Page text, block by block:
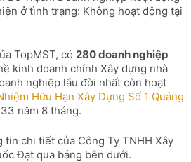
ở tình trạng: Không hoạt động tại
TopMST, có 280 doanh nghiệp
kinh doanh chính Xây dựng nhà
nghiệp lâu đời nhất còn hoạt
Hữu Hạn Xây Dựng Số 1 Quảng
năm 8 tháng.
tin chi tiết của Công Ty TNHH Xây
Đạt qua bảng bên dưới.